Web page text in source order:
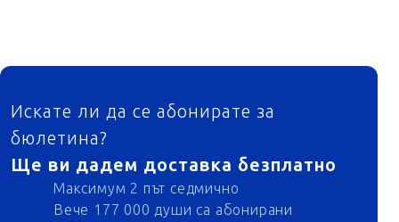
ФУТЕР
Искате ли да се абонирате за
бюлетина?
Ще ви дадем доставка безплатно
Максимум 2 път седмично
Вече 177 000 души са абонирани